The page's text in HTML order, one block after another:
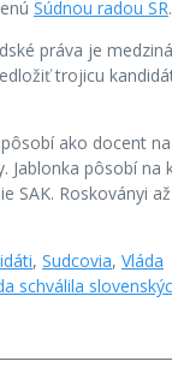
Súdnou radou SR.
práva je
trojicu
ako docent
Jablonka pôsobí
SAK. Roskoványi
, Sudcovia, Vláda
schválila